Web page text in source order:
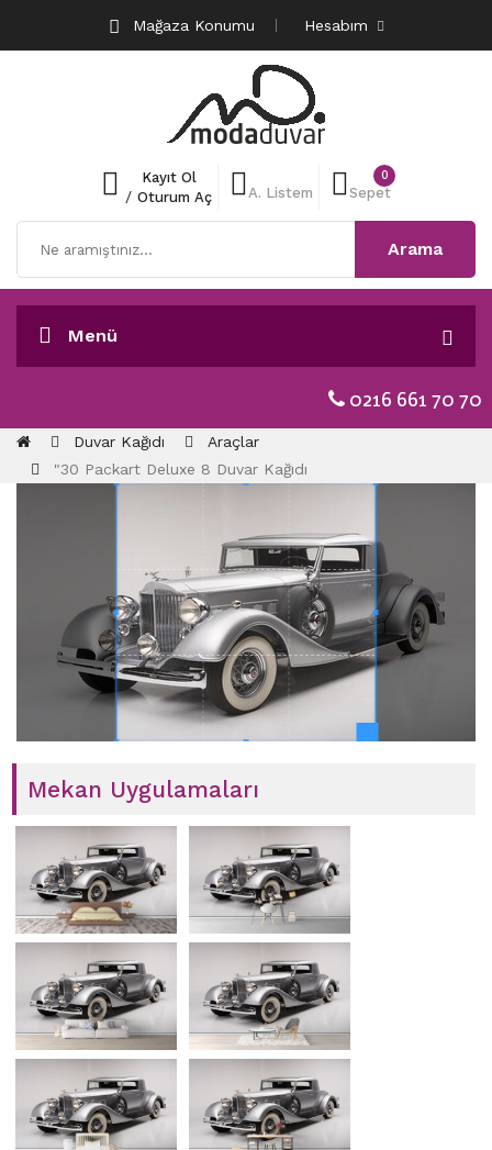
Mağaza Konumu Hesabım
Kayıt Ol
/ Oturum Aç A. Listem
0
Sepet
Arama
Menü
0216 661 70 70
Duvar Kağıdı
Araçlar
"30 Packart Deluxe 8 Duvar Kağıdı
Mekan Uygulamaları